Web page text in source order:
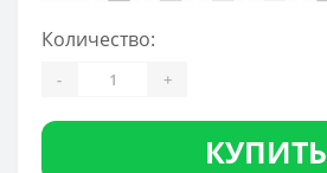
Количество:
- +
КУПИТЬ